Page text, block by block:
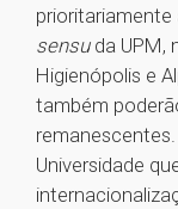
sensu da UPM,
Higienópolis e
também
Universidade